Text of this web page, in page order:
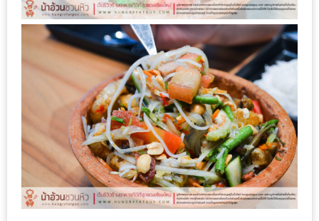
หิว
ติดต่อ
น้า
อ้วน
ติดต่อ
น้า
อ้วน
น้า
อ้วน